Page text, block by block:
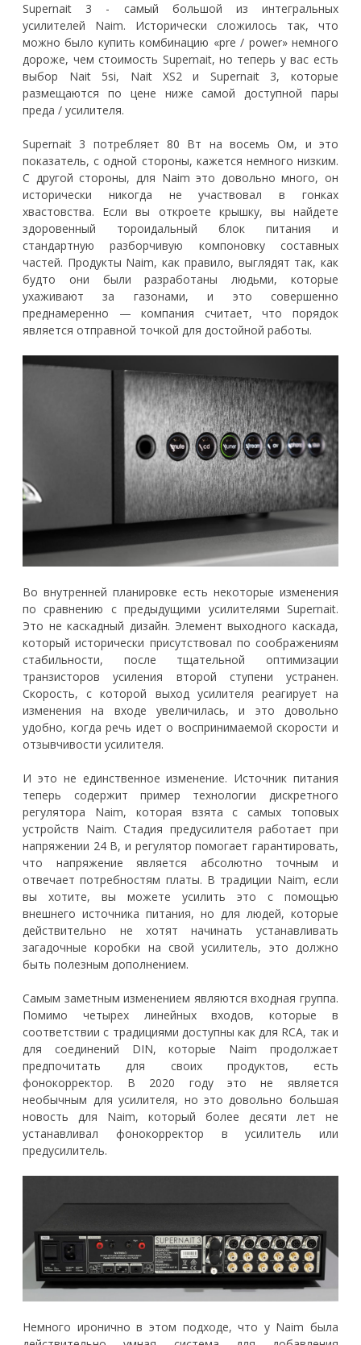
Supernait 3 - самый большой из интегральных
усилителей Naim. Исторически сложилось так, что
можно было купить комбинацию «pre / power» немного
дороже, чем стоимость Supernait, но теперь у вас есть
выбор Nait 5si, Nait XS2 и Supernait 3, которые
размещаются по цене ниже самой доступной пары
преда / усилителя.
Supernait 3 потребляет 80 Вт на восемь Ом, и это
показатель, с одной стороны, кажется немного низким.
С другой стороны, для Naim это довольно много, он
исторически никогда не участвовал в гонках
хвастовства. Если вы откроете крышку, вы найдете
здоровенный тороидальный блок питания и
стандартную разборчивую компоновку составных
частей. Продукты Naim, как правило, выглядят так, как
будто они были разработаны людьми, которые
ухаживают за газонами, и это совершенно
преднамеренно — компания считает, что порядок
является отправной точкой для достойной работы.
Во внутренней планировке есть некоторые изменения
по сравнению с предыдущими усилителями Supernait.
Это не каскадный дизайн. Элемент выходного каскада,
который исторически присутствовал по соображениям
стабильности, после тщательной оптимизации
транзисторов усиления второй ступени устранен.
Скорость, с которой выход усилителя реагирует на
изменения на входе увеличилась, и это довольно
удобно, когда речь идет о воспринимаемой скорости и
отзывчивости усилителя.
И это не единственное изменение. Источник питания
теперь содержит пример технологии дискретного
регулятора Naim, которая взята с самых топовых
устройств Naim. Стадия предусилителя работает при
напряжении 24 В, и регулятор помогает гарантировать,
что напряжение является абсолютно точным и
отвечает потребностям платы. В традиции Naim, если
вы хотите, вы можете усилить это с помощью
внешнего источника питания, но для людей, которые
действительно не хотят начинать устанавливать
загадочные коробки на свой усилитель, это должно
быть полезным дополнением.
Самым заметным изменением являются входная группа.
Помимо четырех линейных входов, которые в
соответствии с традициями доступны как для RCA, так и
для соединений DIN, которые Naim продолжает
предпочитать для своих продуктов, есть
фонокорректор. В 2020 году это не является
необычным для усилителя, но это довольно большая
новость для Naim, который более десяти лет не
устанавливал фонокорректор в усилитель или
предусилитель.
Немного иронично в этом подходе, что у Naim была